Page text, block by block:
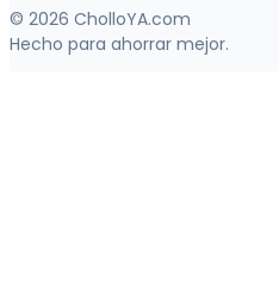
© 2026 CholloYA.com
Hecho para ahorrar mejor.